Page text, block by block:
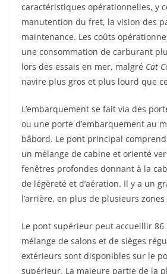
caractéristiques opérationnelles, y
manutention du fret, la vision des
maintenance. Les coûts
une consommation de carburant
lors des essais en mer, malgré Cat
navire plus gros et plus lourd que
L’embarquement se fait via des
ou une porte d’embarquement au
bâbord. Le pont principal
un mélange de cabine et orienté
fenêtres profondes donnant à la
de légèreté et d’aération. Il y a un
l’arrière, en plus de plusieurs zones
Le pont supérieur peut accueillir 86
mélange de salons et de sièges
extérieurs sont disponibles sur le
supérieur. La majeure partie de la